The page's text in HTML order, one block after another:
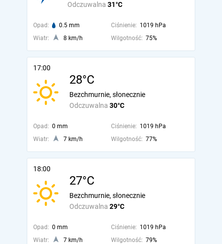
Odczuwalna 31°C
Opad: 0.5 mm Ciśnienie: 1019 hPa
Wiatr:
8 km/h Wilgotność: 75%
17:00
28°C
Odczuwalna 30°C
Bezchmurnie, słonecznie
Opad: 0 mm Ciśnienie: 1019 hPa
Wiatr:
7 km/h Wilgotność: 77%
18:00
27°C
Odczuwalna 29°C
Bezchmurnie, słonecznie
Opad: 0 mm Ciśnienie: 1019 hPa
Wiatr:
7 km/h Wilgotność: 79%